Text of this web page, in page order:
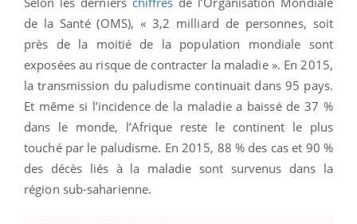
de la Santé (OMS), « 3,2 milliard de personnes, soit
près de la moitié de la population mondiale sont
exposées au risque de contracter la maladie ». En 2015,
la transmission du paludisme continuait dans 95 pays.
Et même si l’incidence de la maladie a baissé de 37 %
dans le monde, l’Afrique reste le continent le plus
touché par le paludisme. En 2015, 88 % des cas et 90 %
des décès liés à la maladie sont survenus dans la
région sub-saharienne.